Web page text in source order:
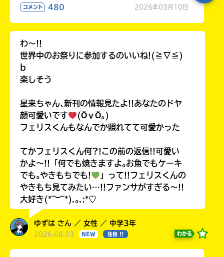
コメント 480 2026年03月10日
わ〜!!
世界中のお祭りに参加するのいいね!(≧∇≦)
b
楽しそう
星来ちゃん､新刊の情報見たよ!!あなたのドヤ
顔可愛いです
(ӦｖӦ｡)
フェリスくんもなんでか照れてて可愛かった
てかフェリスくん何?!この前の返信!!可愛い
かよ〜!!「何でも焼きますよ｡お魚でもケーキ
でも｡やきもちでも!
」って!!フェリスくんの
やきもち見てみたい…!!ファンサがすぎる〜!!
大好き(*˘︶˘*).｡.:*♡
ゆずは さん ／ 女性 ／ 中学3年
2026.08.03 NEW 注目 !! わかる